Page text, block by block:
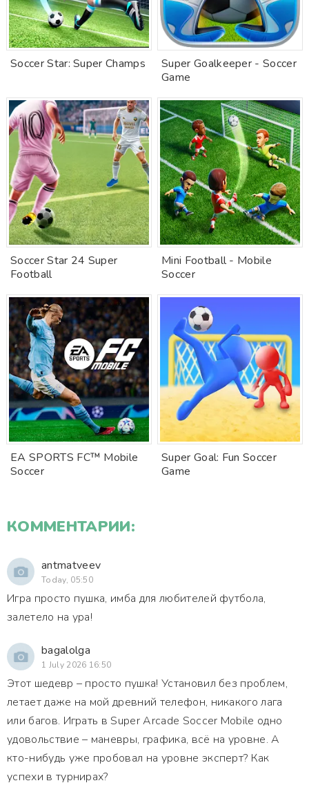
Soccer Star: Super Champs
Super Goalkeeper - Soccer
Game
Soccer Star 24 Super
Football
Mini Football - Mobile
Soccer
EA SPORTS FC™ Mobile
Soccer
Super Goal: Fun Soccer
Game
КОММЕНТАРИИ:
antmatveev
Today, 05:50
Игра просто пушка, имба для любителей футбола,
залетело на ура!
bagalolga
1 July 2026 16:50
Этот шедевр – просто пушка! Установил без проблем,
летает даже на мой древний телефон, никакого лага
или багов. Играть в Super Arcade Soccer Mobile одно
удовольствие – маневры, графика, всё на уровне. А
кто-нибудь уже пробовал на уровне эксперт? Как
успехи в турнирах?